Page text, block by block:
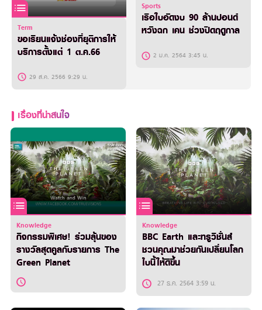
Term
ขอเรียนแจ้งช่องที่ยุติการให้
บริการตั้งแต่ 1 ต.ค.66
29 ส.ค. 2566 9:29 น.
Sports
เรือใบอัดงบ 90 ล้านปอนด์
หวังฉก เคน ช่วงปิดฤดูกาล
2 ม.ค. 2564 3:45 น.
เรื่องที่น่าสนใจ
Knowledge
กิจกรรมพิเศษ! ร่วมลุ้นของ
รางวัลสุดคูลกับรายการ The
Green Planet
Knowledge
BBC Earth และทรูวิชั่นส์
ชวนคุณมาช่วยกันเปลี่ยนโลก
ใบนี้ให้ดีขึ้น
27 ธ.ค. 2564 3:59 น.